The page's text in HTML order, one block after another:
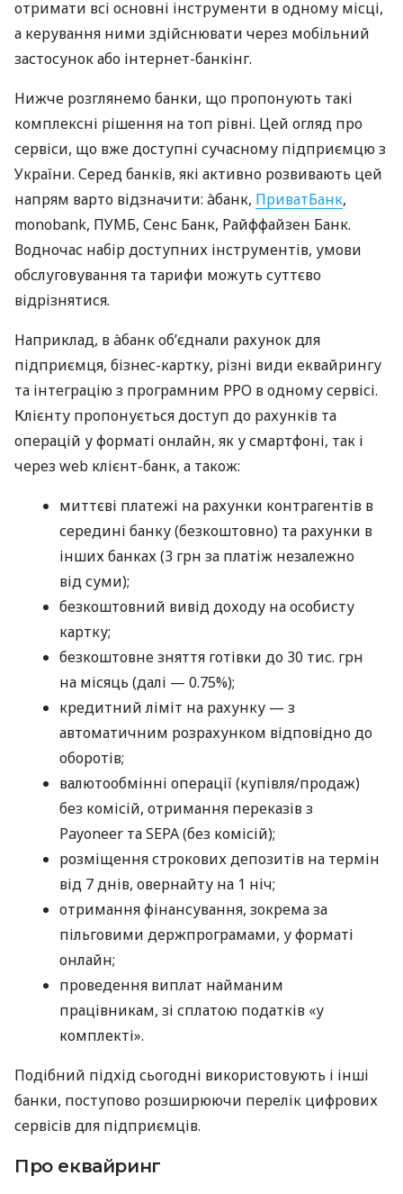
отримати всі основні інструменти в одному місці,
а керування ними здійснювати через мобільний
застосунок або інтернет-банкінг.
Нижче розглянемо банки, що пропонують такі
комплексні рішення на топ рівні. Цей огляд про
сервіси, що вже доступні сучасному підприємцю з
України. Серед банків, які активно розвивають цей
напрям варто відзначити: àбанк, ПриватБанк,
monobank, ПУМБ, Сенс Банк, Райффайзен Банк.
Водночас набір доступних інструментів, умови
обслуговування та тарифи можуть суттєво
відрізнятися.
Наприклад, в àбанк об’єднали рахунок для
підприємця, бізнес-картку, різні види еквайрингу
та інтеграцію з програмним РРО в одному сервісі.
Клієнту пропонується доступ до рахунків та
операцій у форматі онлайн, як у смартфоні, так і
через web клієнт-банк, а також:
миттєві платежі на рахунки контрагентів в
середині банку (безкоштовно) та рахунки в
інших банках (3 грн за платіж незалежно
від суми);
безкоштовний вивід доходу на особисту
картку;
безкоштовне зняття готівки до 30 тис. грн
на місяць (далі — 0.75%);
кредитний ліміт на рахунку — з
автоматичним розрахунком відповідно до
оборотів;
валютообмінні операції (купівля/продаж)
без комісій, отримання переказів з
Payoneer та SEPA (без комісій);
розміщення строкових депозитів на термін
від 7 днів, овернайту на 1 ніч;
отримання фінансування, зокрема за
пільговими держпрограмами, у форматі
онлайн;
проведення виплат найманим
працівникам, зі сплатою податків «у
комплекті».
Подібний підхід сьогодні використовують і інші
банки, поступово розширюючи перелік цифрових
сервісів для підприємців.
Про еквайринг